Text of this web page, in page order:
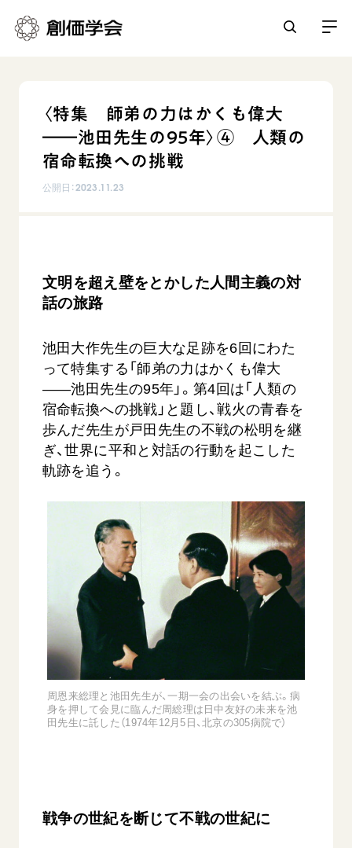
自他共の幸福
釈尊～法華経
日蓮大聖人
創価学会の三代会長
初代会長・牧口常三郎先生
第2代会長・戸田城聖先生
第3代会長・池田大作先生
日常の活動
仏法を語る
主な行事
彼岸
平和・文化・教育
「人権文化」「ジェンダー平等」を促進
「持続可能な開発目標（SDGs）」の取り組み
音楽活動
教育本部の活動
図書贈呈
各国ウェブサイト
世界の創価学会の歴史
基本情報
創価学会 会則
創価学会 社会憲章
組織・機構
会長・理事長・各部長の紹介
沿革
関連団体
道府県中心会館
座談会御書ｅ講義
小説『新・人間革命』『人間革命』要旨
御書検索［新版］
関連リンク
創価学会総本部
墓地公園・納骨堂
聖教電子版
聖教ブックストア
soka youth media
Soka Gakkai グローバルサイト
SGIピースサイト
ご意見
ご利用にあたって
SOKA PICKS すべて見る
〈特集 師弟の力はかくも偉大
――池田先生の95年〉④ 人類の
宿命転換への挑戦
公開日：2023.11.23
文明を超え壁をとかした人間主義の対
話の旅路
池田大作先生の巨大な足跡を6回にわた
って特集する「師弟の力はかくも偉大
――池田先生の95年」。第4回は「人類の
宿命転換への挑戦」と題し、戦火の青春を
歩んだ先生が戸田先生の不戦の松明を継
ぎ、世界に平和と対話の行動を起こした
軌跡を追う。
周恩来総理と池田先生が、一期一会の出会いを結ぶ。病
身を押して会見に臨んだ周総理は日中友好の未来を池
田先生に託した（1974年12月5日、北京の305病院で）
戦争の世紀を断じて不戦の世紀に